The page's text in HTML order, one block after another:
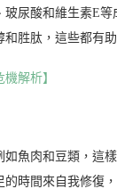
尿酸和維生素E
胜肽，這些都有
解析】
魚肉和豆類，這
時間來自我修復